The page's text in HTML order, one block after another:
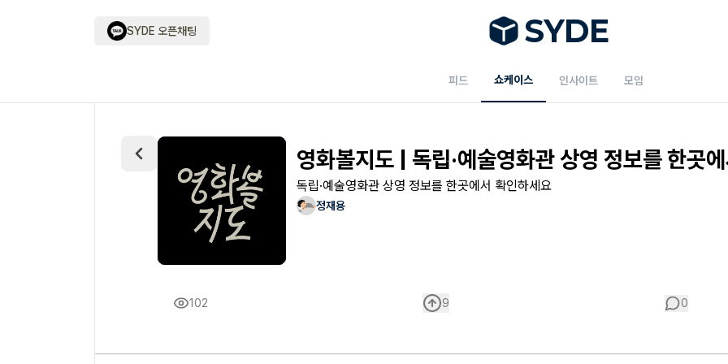
SYDE 오픈채팅 SYDE
피드 쇼케이스 인사이트 모임
영화볼지도 | 독립·예술영화관 상영 정보를 한곳
독립·예술영화관 상영 정보를 한곳에서 확인하세요
정재용
102 9 0